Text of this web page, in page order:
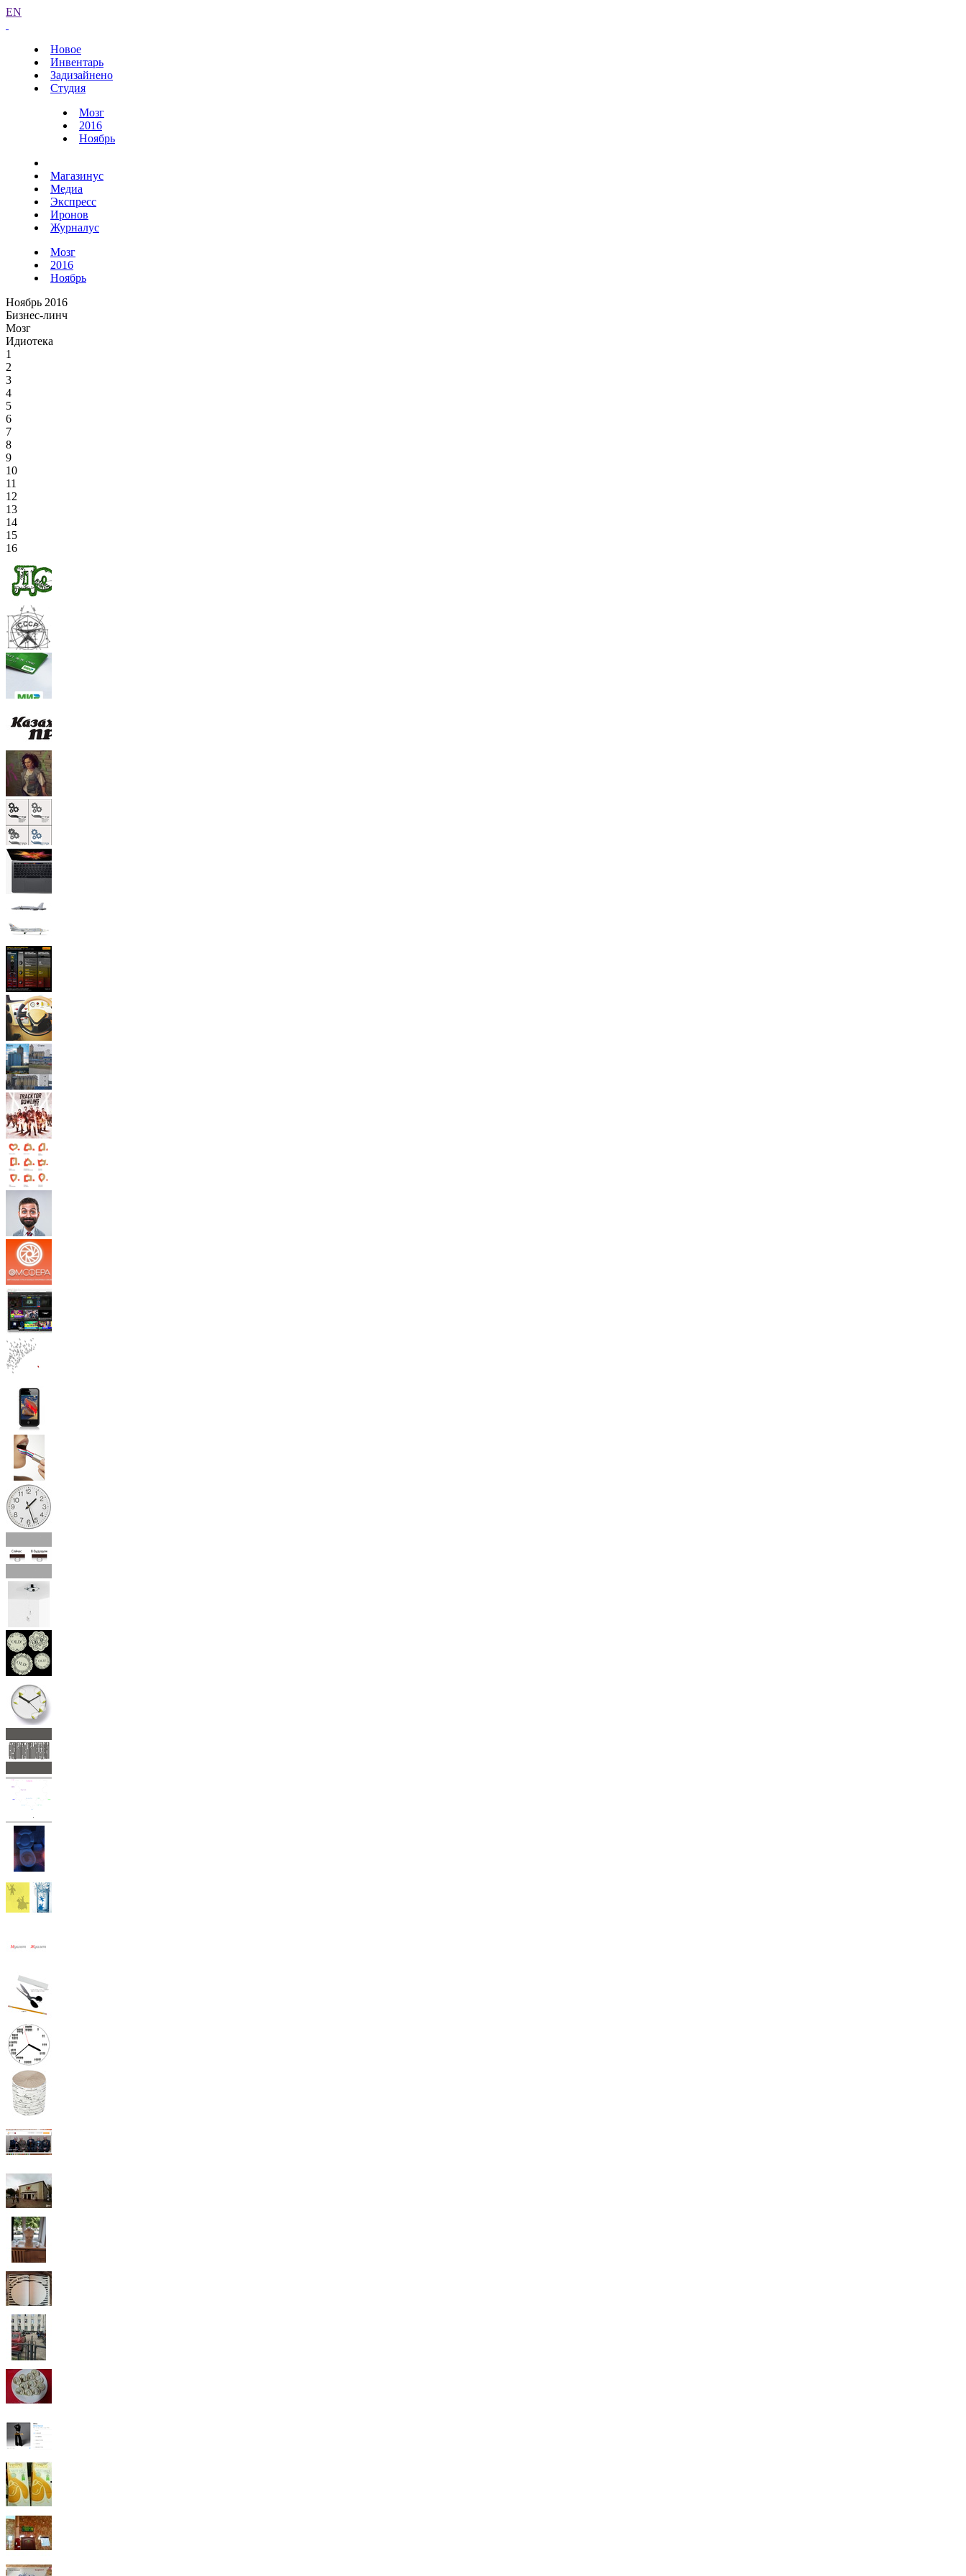
EN
Новое
Инвентарь
Задизайнено
Студия
Мозг
2016
Ноябрь
Магазинус
Медиа
Экспресс
Иронов
Журналус
Мозг
2016
Ноябрь
Ноябрь 2016
Бизнес-линч
Мозг
Идиотека
1
2
3
4
5
6
7
8
9
10
11
12
13
14
15
16